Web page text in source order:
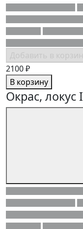
2100 ₽
В корзину
Окрас, локус I